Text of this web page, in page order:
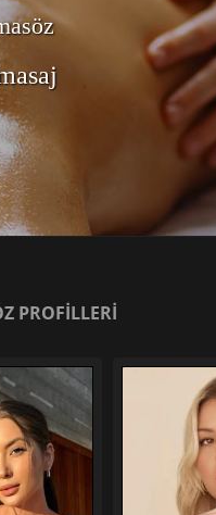
PROFİLLERİ